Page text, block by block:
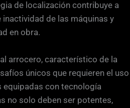
de localización contribuye a
de las máquinas y
en obra.
arrocero, característico de la
únicos que requieren el uso
equipadas con tecnología
no solo deben ser potentes,